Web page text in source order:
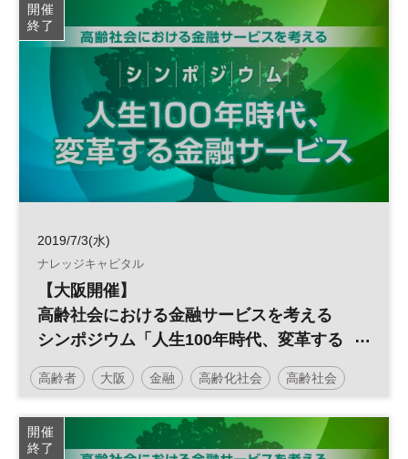
開催
終了
2019/7/3(水)
ナレッジキャピタル
【大阪開催】
高齢社会における金融サービスを考える
シンポジウム「人生100年時代、変革する
金融サービス」
高齢者 大阪 金融 高齢化社会 高齢社会
退職
認知症
開催
終了